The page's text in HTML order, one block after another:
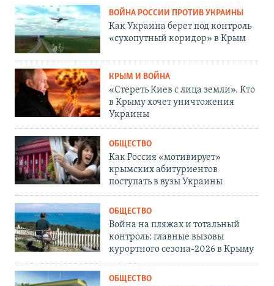
ВОЙНА РОССИИ ПРОТИВ УКРАИНЫ
Как Украина берет под контроль
«сухопутный коридор» в Крым
КРЫМ И ВОЙНА
«Стереть Киев с лица земли». Кто
в Крыму хочет уничтожения
Украины
ОБЩЕСТВО
Как Россия «мотивирует»
крымских абитуриентов
поступать в вузы Украины
ОБЩЕСТВО
Война на пляжах и тотальный
контроль: главные вызовы
курортного сезона-2026 в Крыму
ОБЩЕСТВО